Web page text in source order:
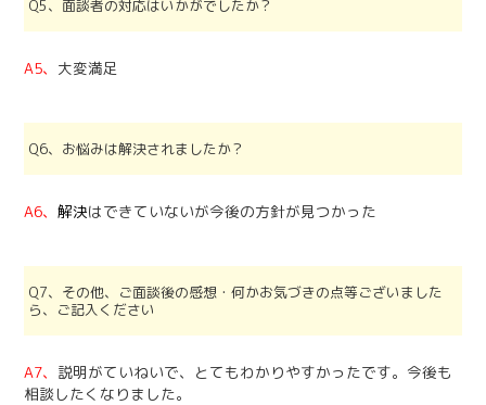
Q5、面談者の対応はいかがでしたか？
A5、 大変満足
Q6、お悩みは解決されましたか？
A6、解決はできていないが今後の方針が見つかった
Q7、その他、ご面談後の感想・何かお気づきの点等ございました
ら、ご記入ください
A7、 説明がていねいで、とてもわかりやすかったです。今後も
相談したくなりました。